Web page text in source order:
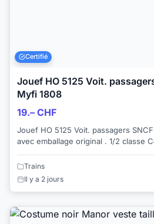
Certifié
Jouef HO 5125 Voit.
Myfi 1808
19.– CHF
Jouef HO 5125 Voit. passagers
avec emballage original . 1/2 classe Courant DC Longueur 240
mm Aménagement...
Trains
Il y a 2 jours